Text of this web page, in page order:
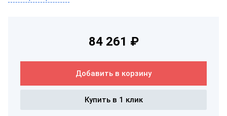
84 261 ₽
Добавить в корзину
Купить в 1 клик